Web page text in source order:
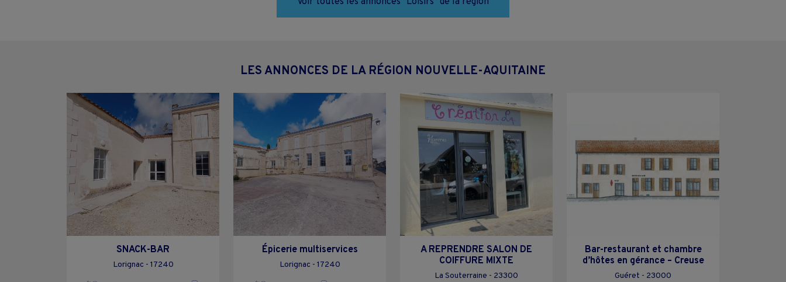
LES ANNONCES DE LA RÉGION NOUVELLE-AQUITAINE
SNACK-BAR
Lorignac - 17240
Épicerie multiservices
Lorignac - 17240
A REPRENDRE SALON DE
COIFFURE MIXTE
La Souterraine - 23300
Bar-restaurant et chambre
d’hôtes en gérance – Creuse
Guéret - 23000